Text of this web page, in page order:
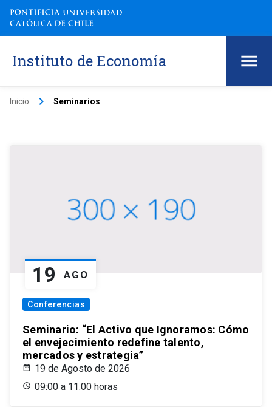
Instituto de Economía
Inicio keyboard_arrow_right Seminarios
19 AGO
Conferencias
Seminario: “El Activo que Ignoramos: Cómo
el envejecimiento redefine talento,
mercados y estrategia”
19 de Agosto de 2026
09:00 a 11:00 horas